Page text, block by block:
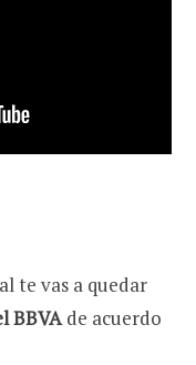
te vas a quedar
BBVAde acuerdo